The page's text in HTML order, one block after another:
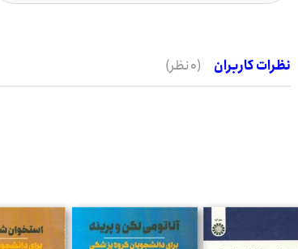
نظرات کاربران (0 نظر)